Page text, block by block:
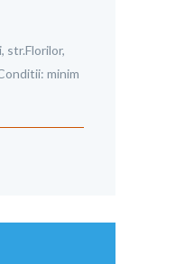
str.Florilor,
minim